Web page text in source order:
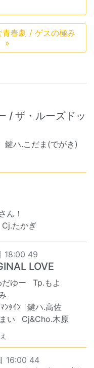
青春劇 / ゲスの極み
»
/ ザ・ルーズドッ
鍵ハ.こだま(でがき)
ん！
Cj.たかぎ
18:00 49
LOVE
だゆー
Tp.もよ
ﾝﾀｲﾝ
鍵ハ.高佐
い
Cj&Cho.木原
16:00 44